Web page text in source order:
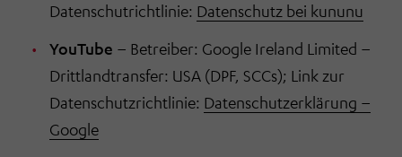
Datenschutrichtlinie: Datenschutz bei kununu
YouTube – Betreiber: Google Ireland Limited –
Drittlandtransfer: USA (DPF, SCCs); Link zur
Datenschutzrichtlinie: Datenschutzerklärung –
Google